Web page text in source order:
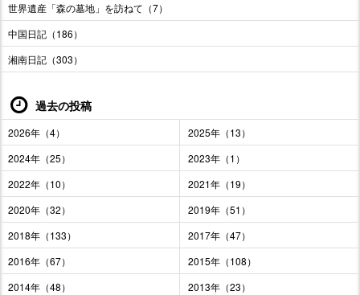
世界遺産「森の墓地」を訪ねて（7）
中国日記（186）
湘南日記（303）
過去の投稿
2026年（4）
2025年（13）
2024年（25）
2023年（1）
2022年（10）
2021年（19）
2020年（32）
2019年（51）
2018年（133）
2017年（47）
2016年（67）
2015年（108）
2014年（48）
2013年（23）